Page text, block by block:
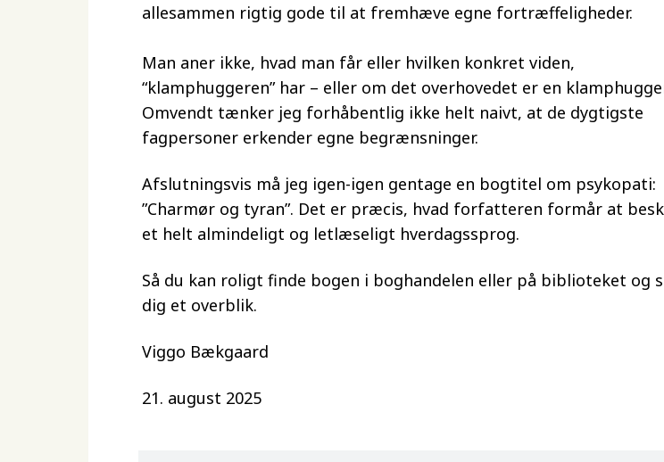
allesammen rigtig gode til at fremhæve egne fortræffeligheder.
Man aner ikke, hvad man får eller hvilken konkret viden,
“klamphuggeren” har – eller om det overhovedet er en
Omvendt tænker jeg forhåbentlig ikke helt naivt, at de dygtigste
fagpersoner erkender egne begrænsninger.
Afslutningsvis må jeg igen-igen gentage en bogtitel om psykopati:
”Charmør og tyran”. Det er præcis, hvad forfatteren formår at
et helt almindeligt og letlæseligt hverdagssprog.
Så du kan roligt finde bogen i boghandelen eller på biblioteket og
dig et overblik.
Viggo Bækgaard
21. august 2025